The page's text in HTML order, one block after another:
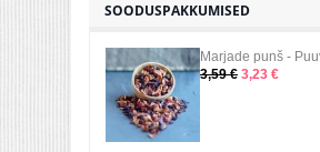
SOODUSPAKKUMISED
Marjade punš -
3,59 € 3,23 €